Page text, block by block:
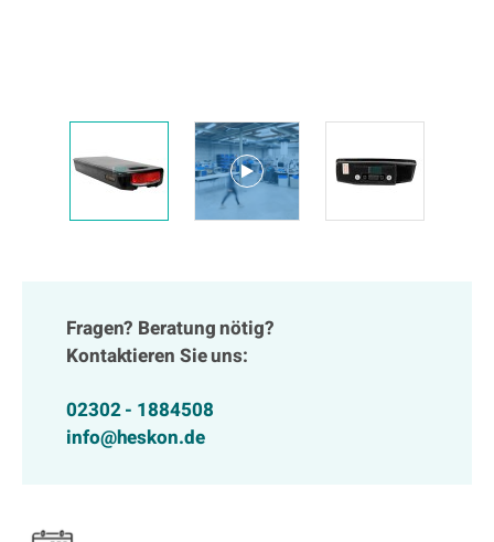
Fragen? Beratung nötig?
Kontaktieren Sie uns:
02302 - 1884508
info@heskon.de